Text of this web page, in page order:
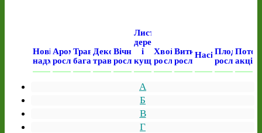
Нові
надходження
Ароматичні
рослини
Трав’янисті
багаторічні
Декоративні
трави
Вічнозелені
рослини
Листяні
дерева
і
кущі
Хвойні
рослини
Виткі
рослини
НасінняПлодові
рослини
акція
А
Б
В
Г